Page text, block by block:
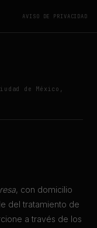
AVISO DE PRIVACIDAD
de México,
, con domicilio
del tratamiento de
a través de los